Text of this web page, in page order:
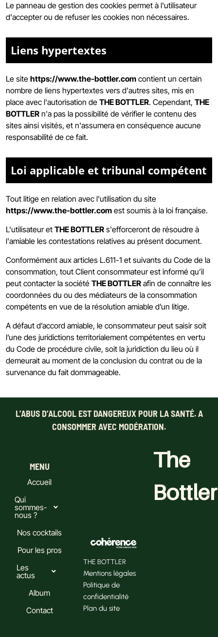
Le panneau de gestion des cookies permet à l'utilisateur
d'accepter ou de refuser les cookies non nécessaires.
Liens hypertextes
Le site https://www.the-bottler.com contient un certain
nombre de liens hypertextes vers d'autres sites, mis en
place avec l'autorisation de THE BOTTLER. Cependant, THE
BOTTLER n'a pas la possibilité de vérifier le contenu des
sites ainsi visités, et n'assumera en conséquence aucune
responsabilité de ce fait.
Loi applicable et tribunal compétent
Tout litige en relation avec l'utilisation du site
https://www.the-bottler.com est soumis à la loi française.
L'utilisateur et THE BOTTLER s'efforceront de résoudre à
l'amiable les contestations relatives au présent document.
Conformément aux articles L.611-1 et suivants du Code de la
consommation, tout Client consommateur est informé qu’il
peut contacter la société THE BOTTLER afin de connaître les
coordonnées du ou des médiateurs de la consommation
compétents en vue de la résolution amiable d’un litige.
A défaut d’accord amiable, le consommateur peut saisir soit
l’une des juridictions territorialement compétentes en vertu
du Code de procédure civile, soit la juridiction du lieu où il
demeurait au moment de la conclusion du contrat ou de la
survenance du fait dommageable.
L’ABUS D’ALCOOL EST DANGEREUX POUR LA SANTÉ. A
CONSOMMER AVEC MODÉRATION.
MENU
Accueil
Qui
sommes-
nous ?
Nos cocktails
Pour les pros
Les
actus
Album
Contact
THE BOTTLER
Mentions légales
Politique de
confidentialité
Plan du site
The
Bottler